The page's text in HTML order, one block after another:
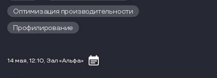
Оптимизация производительности
Профилирование
14 мая, 12:10, Зал «Альфа»